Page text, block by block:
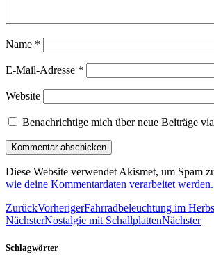
Name *
E-Mail-Adresse *
Website
Benachrichtige mich über neue Beiträge
Diese Website verwendet Akismet, um Spam
wie deine Kommentardaten verarbeitet werden.
ZurückVorherigerFahrradbeleuchtung im
NächsterNostalgie mit SchallplattenNächster
Schlagwörter